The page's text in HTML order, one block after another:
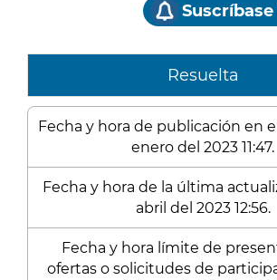
Resuelta
Fecha y hora de publicación en
enero del 2023 11:47.
Fecha y hora de la última
abril del 2023 12:56.
Fecha y hora límite de
ofertas o solicitudes de